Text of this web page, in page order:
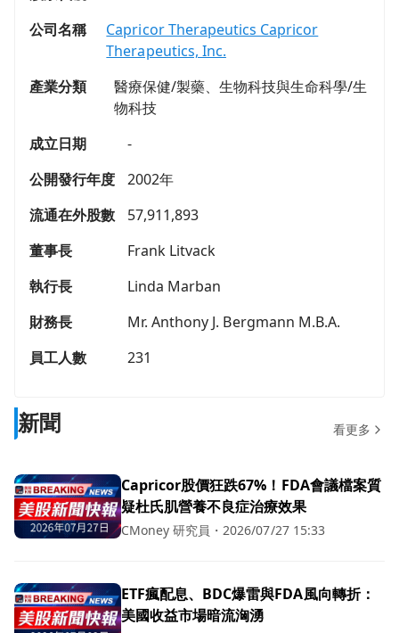
公司名稱
Capricor Therapeutics Capricor
Therapeutics, Inc.
產業分類
醫療保健/製藥、生物科技與生命科學/生
物科技
成立日期
-
公開發行年度
2002年
流通在外股數
57,911,893
董事長
Frank Litvack
執行長
Linda Marban
財務長
Mr. Anthony J. Bergmann M.B.A.
員工人數
231
新聞 看更多
Capricor股價狂跌67%！FDA會議檔案質
疑杜氏肌營養不良症治療效果
CMoney 研究員 ・ 2026/07/27 15:33
ETF瘋配息、BDC爆雷與FDA風向轉折：
美國收益市場暗流洶湧